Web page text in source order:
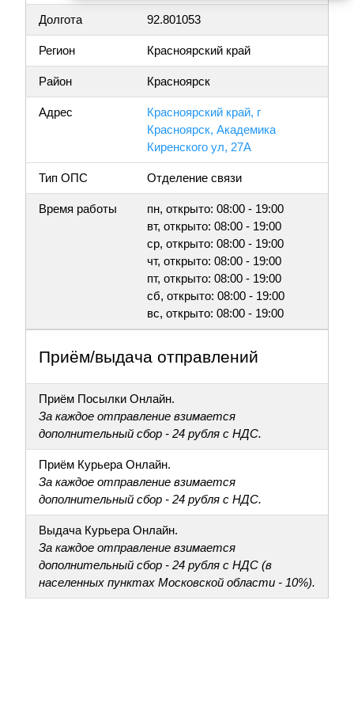
Долгота 92.801053
Регион Красноярский край
Район Красноярск
Адрес
Красноярский край, г
Красноярск, Академика
Киренского ул, 27А
Тип ОПС Отделение связи
Время работы
пн, открыто: 08:00 - 19:00
вт, открыто: 08:00 - 19:00
ср, открыто: 08:00 - 19:00
чт, открыто: 08:00 - 19:00
пт, открыто: 08:00 - 19:00
сб, открыто: 08:00 - 19:00
вс, открыто: 08:00 - 19:00
Приём/выдача отправлений
Приём Посылки Онлайн.
За каждое отправление взимается
дополнительный сбор - 24 рубля с НДС.
Приём Курьера Онлайн.
За каждое отправление взимается
дополнительный сбор - 24 рубля с НДС.
Выдача Курьера Онлайн.
За каждое отправление взимается
дополнительный сбор - 24 рубля с НДС (в
населенных пунктах Московской области - 10%).